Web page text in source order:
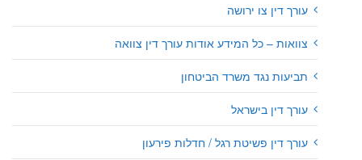
עורך דין צו ירושה
צוואות – כל המידע אודות עורך דין צוואה
תביעות נגד משרד הביטחון
עורך דין בישראל
עורך דין פשיטת רגל / חדלות פירעון